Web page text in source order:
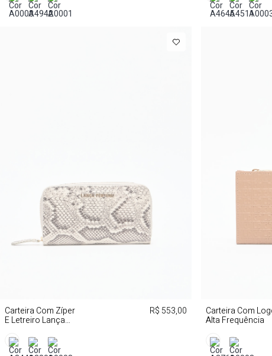
Carteira Com Zíper
E Letreiro Lança
R$ 553,00 Carteira Com
Alta Frequência